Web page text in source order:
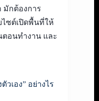
มักต้องการ
ซต์เปิดพื้นที่ให้
ตอนทำงาน และ
วเอง” อย่างไร